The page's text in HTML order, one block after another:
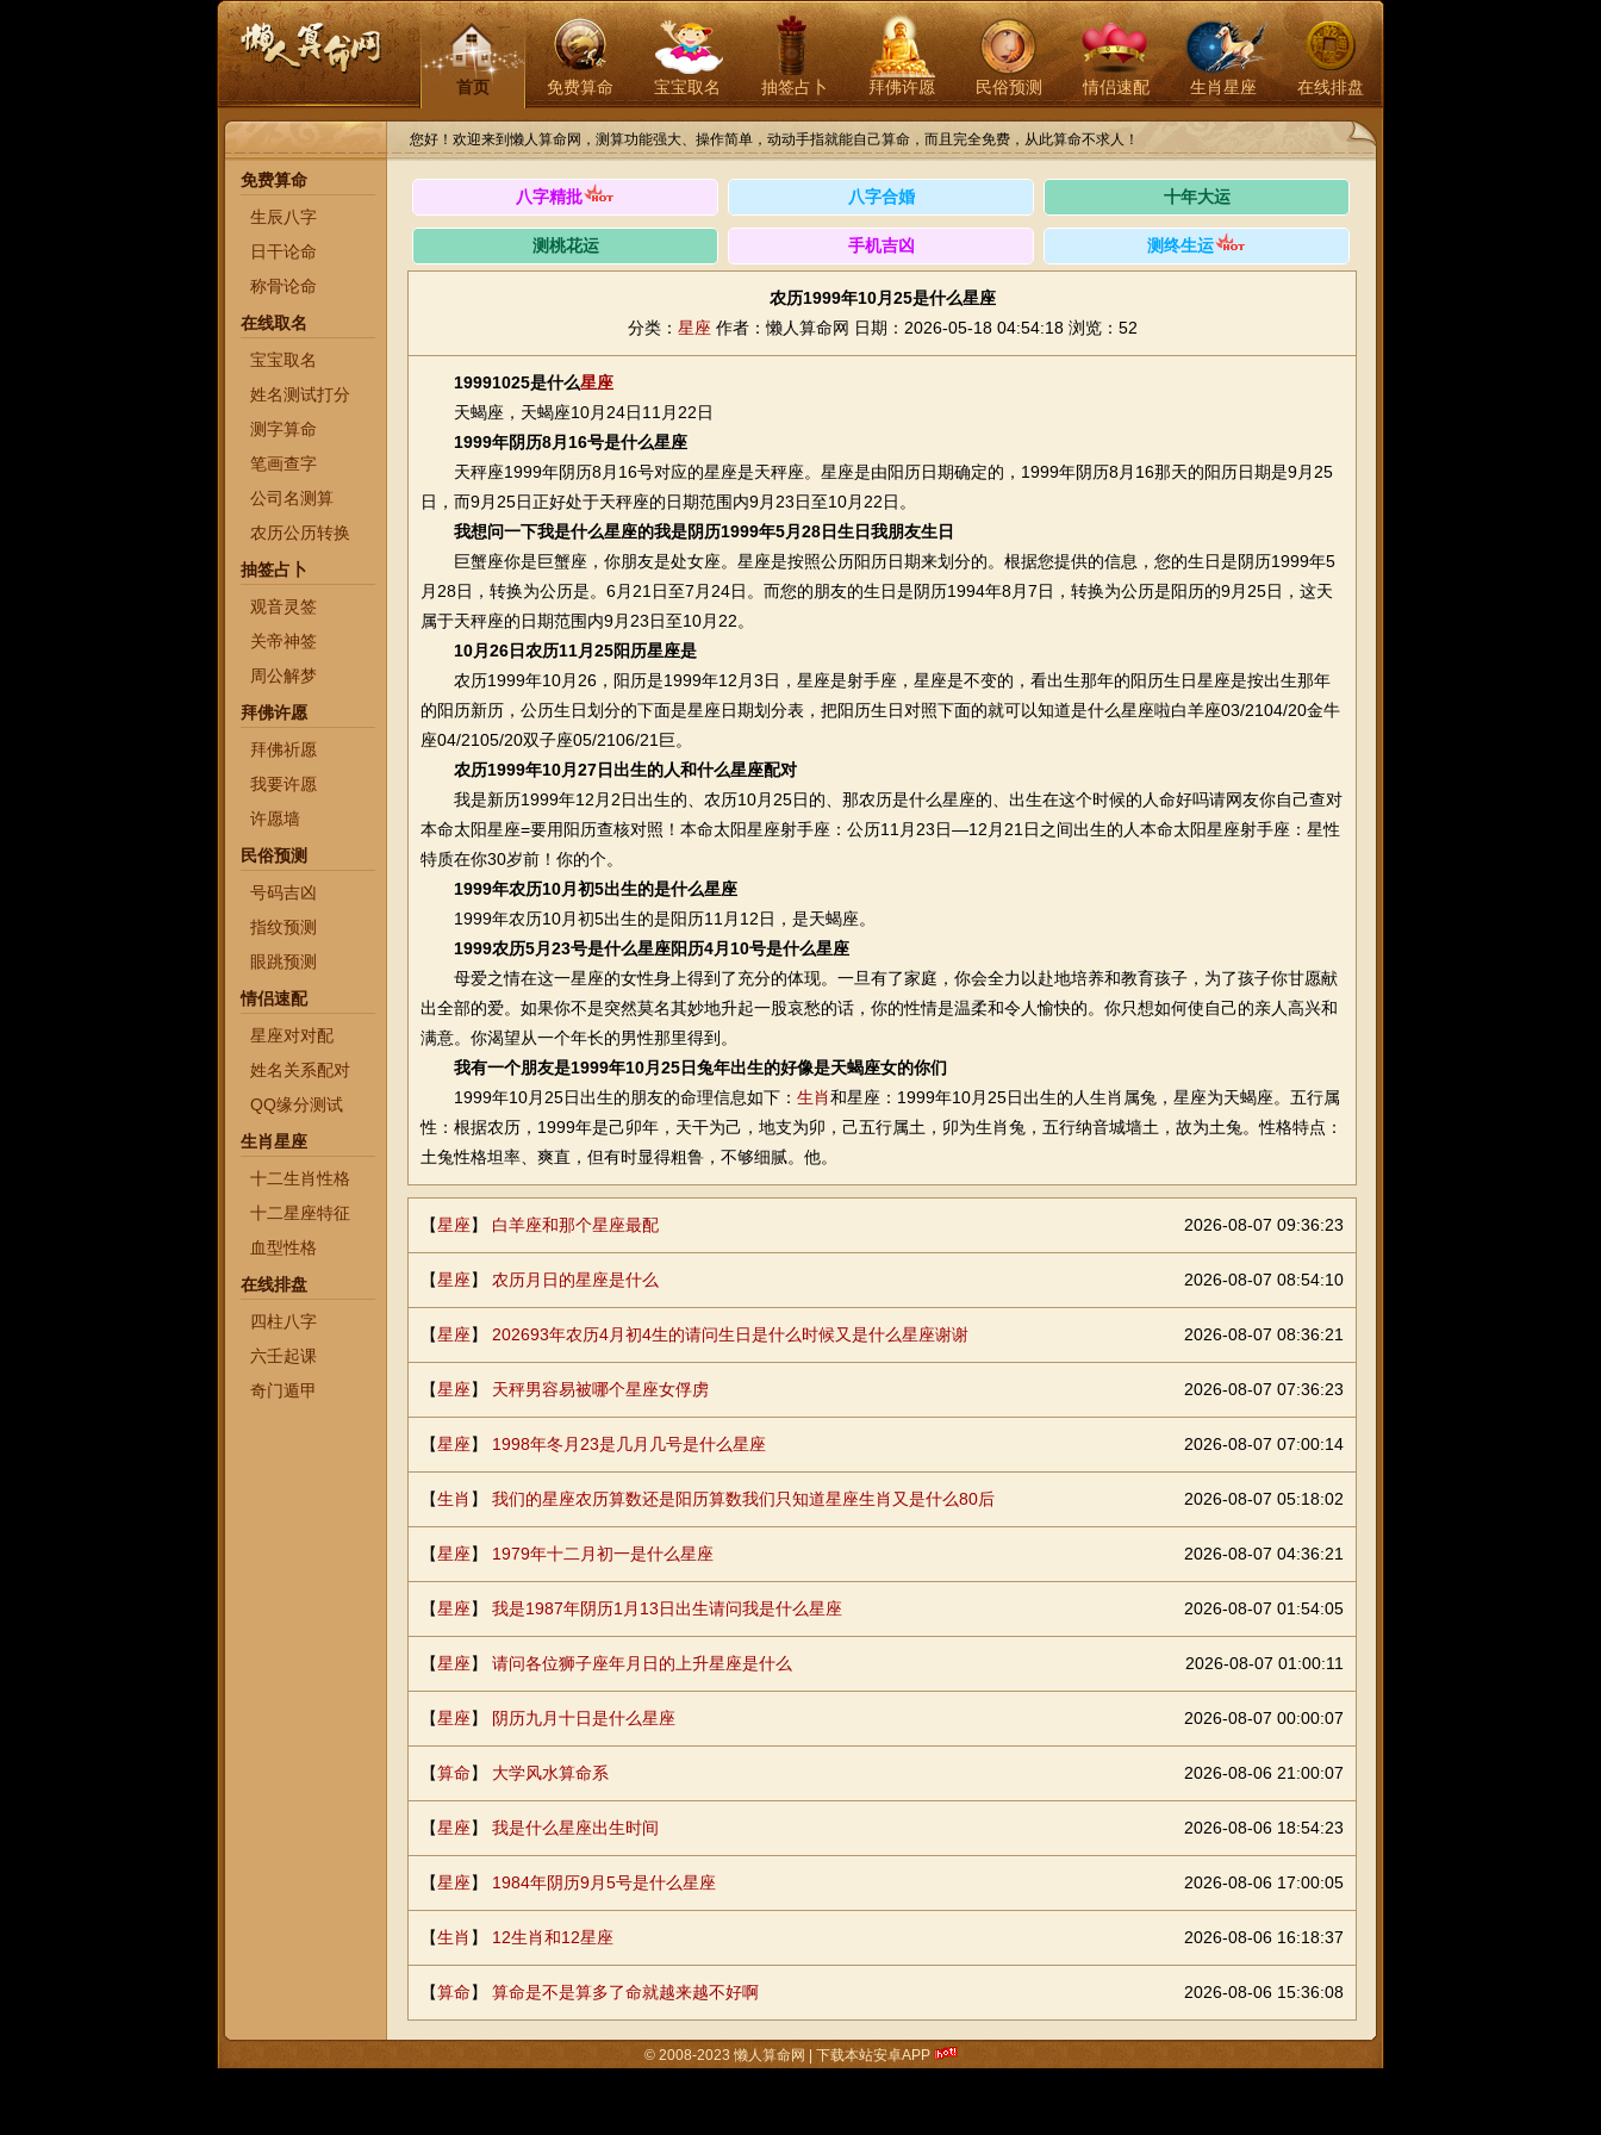
首页 免费算命 宝宝取名 抽签占卜 拜佛许愿 民俗预测 情侣速配 生肖星座 在线排盘
您好！欢迎来到懒人算命网，测算功能强大、操作简单，动动手指就能自己算命，而且完全免费，从此算命不求人！
免费算命
生辰八字
日干论命
称骨论命
在线取名
宝宝取名
姓名测试打分
测字算命
笔画查字
公司名测算
农历公历转换
抽签占卜
观音灵签
关帝神签
周公解梦
拜佛许愿
拜佛祈愿
我要许愿
许愿墙
民俗预测
号码吉凶
指纹预测
眼跳预测
情侣速配
星座对对配
姓名关系配对
QQ缘分测试
生肖星座
十二生肖性格
十二星座特征
血型性格
在线排盘
四柱八字
六壬起课
奇门遁甲
八字精批 八字合婚 十年大运
测桃花运 手机吉凶 测终生运
农历1999年10月25是什么星座
分类： 星座 作者：懒人算命网 日期：2026-05-18 04:54:18 浏览：52
19991025是什么星座
天蝎座，天蝎座10月24日11月22日
1999年阴历8月16号是什么星座
天秤座1999年阴历8月16号对应的星座是天秤座。星座是由阳历日期确定的，1999年阴历8月16那天的阳历日期是9月25
日，而9月25日正好处于天秤座的日期范围内9月23日至10月22日。
我想问一下我是什么星座的我是阴历1999年5月28日生日我朋友生日
巨蟹座你是巨蟹座，你朋友是处女座。星座是按照公历阳历日期来划分的。根据您提供的信息，您的生日是阴历1999年5
月28日，转换为公历是。6月21日至7月24日。而您的朋友的生日是阴历1994年8月7日，转换为公历是阳历的9月25日，这天
属于天秤座的日期范围内9月23日至10月22。
10月26日农历11月25阳历星座是
农历1999年10月26，阳历是1999年12月3日，星座是射手座，星座是不变的，看出生那年的阳历生日星座是按出生那年
的阳历新历，公历生日划分的下面是星座日期划分表，把阳历生日对照下面的就可以知道是什么星座啦白羊座03/2104/20金牛
座04/2105/20双子座05/2106/21巨。
农历1999年10月27日出生的人和什么星座配对
我是新历1999年12月2日出生的、农历10月25日的、那农历是什么星座的、出生在这个时候的人命好吗请网友你自己查对
本命太阳星座=要用阳历查核对照！本命太阳星座射手座：公历11月23日—12月21日之间出生的人本命太阳星座射手座：星性
特质在你30岁前！你的个。
1999年农历10月初5出生的是什么星座
1999年农历10月初5出生的是阳历11月12日，是天蝎座。
1999农历5月23号是什么星座阳历4月10号是什么星座
母爱之情在这一星座的女性身上得到了充分的体现。一旦有了家庭，你会全力以赴地培养和教育孩子，为了孩子你甘愿献
出全部的爱。如果你不是突然莫名其妙地升起一股哀愁的话，你的性情是温柔和令人愉快的。你只想如何使自己的亲人高兴和
满意。你渴望从一个年长的男性那里得到。
我有一个朋友是1999年10月25日兔年出生的好像是天蝎座女的你们
1999年10月25日出生的朋友的命理信息如下： 生肖和星座：1999年10月25日出生的人生肖属兔，星座为天蝎座。五行属
性：根据农历，1999年是己卯年，天干为己，地支为卯，己五行属土，卯为生肖兔，五行纳音城墙土，故为土兔。性格特点：
土兔性格坦率、爽直，但有时显得粗鲁，不够细腻。他。
【星座】 白羊座和那个星座最配 2026-08-07 09:36:23
【星座】 农历月日的星座是什么 2026-08-07 08:54:10
【星座】 202693年农历4月初4生的请问生日是什么时候又是什么星座谢谢 2026-08-07 08:36:21
【星座】 天秤男容易被哪个星座女俘虏 2026-08-07 07:36:23
【星座】 1998年冬月23是几月几号是什么星座 2026-08-07 07:00:14
【生肖 】 我们的星座农历算数还是阳历算数我们只知道星座生肖又是什么80后 2026-08-07 05:18:02
【星座】 1979年十二月初一是什么星座 2026-08-07 04:36:21
【星座】 我是1987年阴历1月13日出生请问我是什么星座 2026-08-07 01:54:05
【星座】 请问各位狮子座年月日的上升星座是什么 2026-08-07 01:00:11
【星座】 阴历九月十日是什么星座 2026-08-07 00:00:07
【算命】 大学风水算命系 2026-08-06 21:00:07
【星座】 我是什么星座出生时间 2026-08-06 18:54:23
【星座】 1984年阴历9月5号是什么星座 2026-08-06 17:00:05
【生肖 】 12生肖和12星座 2026-08-06 16:18:37
【算命】 算命是不是算多了命就越来越不好啊 2026-08-06 15:36:08
© 2008-2023 懒人算命网 下载本站安卓APP